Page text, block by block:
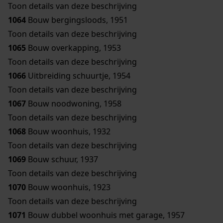
Toon details van deze beschrijving
1064 Bouw bergingsloods, 1951
Toon details van deze beschrijving
1065 Bouw overkapping, 1953
Toon details van deze beschrijving
1066 Uitbreiding schuurtje, 1954
Toon details van deze beschrijving
1067 Bouw noodwoning, 1958
Toon details van deze beschrijving
1068 Bouw woonhuis, 1932
Toon details van deze beschrijving
1069 Bouw schuur, 1937
Toon details van deze beschrijving
1070 Bouw woonhuis, 1923
Toon details van deze beschrijving
1071 Bouw dubbel woonhuis met garage, 1957